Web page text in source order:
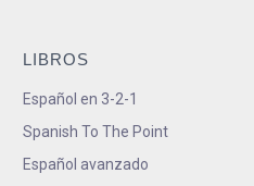
LIBROS
Español en 3-2-1
Spanish To The Point
Español avanzado